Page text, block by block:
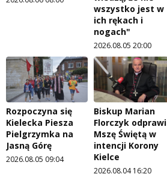
wszystko jest w
ich rękach i
nogach"
2026.08.05 20:00
Rozpoczyna się
Kielecka Piesza
Pielgrzymka na
Jasną Górę
2026.08.05 09:04
Biskup Marian
Florczyk odprawi
Mszę Świętą w
intencji Korony
Kielce
2026.08.04 16:20